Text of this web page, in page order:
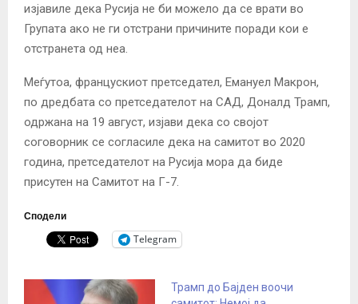
изјавиле дека Русија не би можело да се врати во
Групата ако не ги отстрани причините поради кои е
отстранета од неа.
Меѓутоа, францускиот претседател, Емануел Макрон,
по дредбата со претседателот на САД, Доналд Трамп,
одржана на 19 август, изјави дека со својот
соговорник се согласиле дека на самитот во 2020
година, претседателот на Русија мора да биде
присутен на Самитот на Г-7.
Сподели
Telegram
Трамп до Бајден воочи